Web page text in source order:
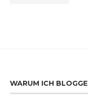
WARUM ICH BLOGGE